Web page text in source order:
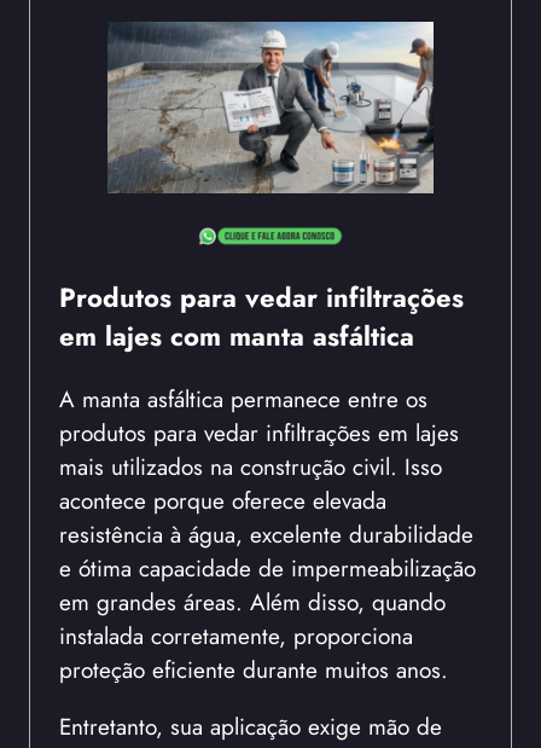
Produtos para vedar infiltrações
em lajes com manta asfáltica
A manta asfáltica permanece entre os
produtos para vedar infiltrações em lajes
mais utilizados na construção civil. Isso
acontece porque oferece elevada
resistência à água, excelente durabilidade
e ótima capacidade de impermeabilização
em grandes áreas. Além disso, quando
instalada corretamente, proporciona
proteção eficiente durante muitos anos.
Entretanto, sua aplicação exige mão de